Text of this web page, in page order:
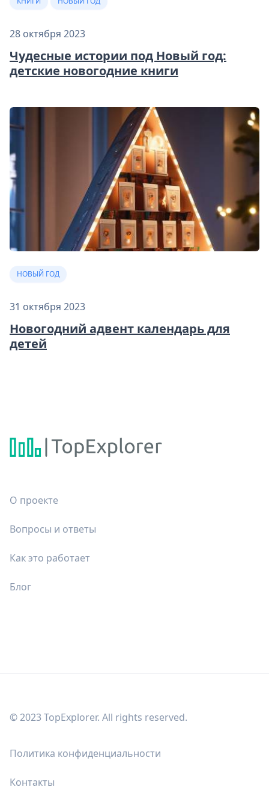
28 октября 2023
Чудесные истории под Новый год:
детские новогодние книги
НОВЫЙ ГОД
31 октября 2023
Новогодний адвент календарь для
детей
О проекте
Вопросы и ответы
Как это работает
Блог
© 2023 TopExplorer. All rights reserved.
Политика конфиденциальности
Контакты